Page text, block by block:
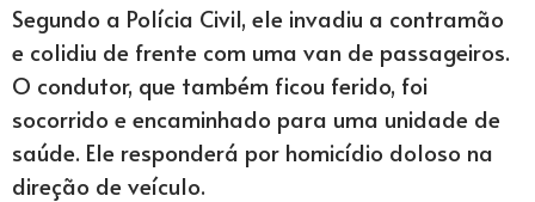
Segundo a Polícia Civil, ele invadiu a contramão
e colidiu de frente com uma van de passageiros.
O condutor, que também ficou ferido, foi
socorrido e encaminhado para uma unidade de
saúde. Ele responderá por homicídio doloso na
direção de veículo.